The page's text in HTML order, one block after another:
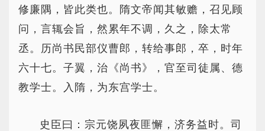
修廉隅，皆此类也。隋文帝闻其敏赡，召见顾
问，言辄会旨，然累年不调，久之，除太常
丞。历尚书民部仪曹郎，转给事郎，卒，时年
六十七。子翼，治《尚书》，官至司徒属、德
教学士。入隋，为东宫学士。
史臣曰：宗元饶夙夜匪懈，济务益时。司